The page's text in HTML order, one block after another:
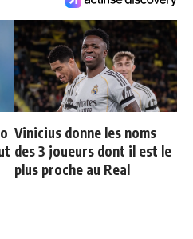
Vinicius donne les noms
des 3 joueurs dont il est le
plus proche au Real